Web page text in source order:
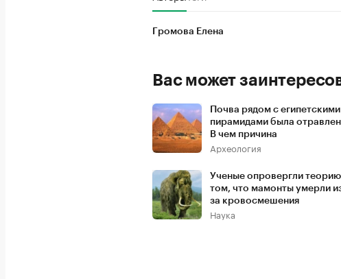
Громова Елена
Вас может
Почва рядом с египетскими
пирамидами была
В чем причина
Археология
Ученые опровергли
том, что мамонты умерли
за кровосмешения
Наука